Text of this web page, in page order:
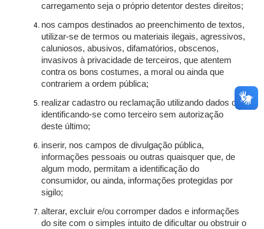
carregamento seja o próprio detentor destes direitos;
nos campos destinados ao preenchimento de textos,
utilizar-se de termos ou materiais ilegais, agressivos,
caluniosos, abusivos, difamatórios, obscenos,
invasivos à privacidade de terceiros, que atentem
contra os bons costumes, a moral ou ainda que
contrariem a ordem pública;
realizar cadastro ou reclamação utilizando dados ou
identificando-se como terceiro sem autorização
deste último;
inserir, nos campos de divulgação pública,
informações pessoais ou outras quaisquer que, de
algum modo, permitam a identificação do
consumidor, ou ainda, informações protegidas por
sigilo;
alterar, excluir e/ou corromper dados e informações
do site com o simples intuito de dificultar ou obstruir o